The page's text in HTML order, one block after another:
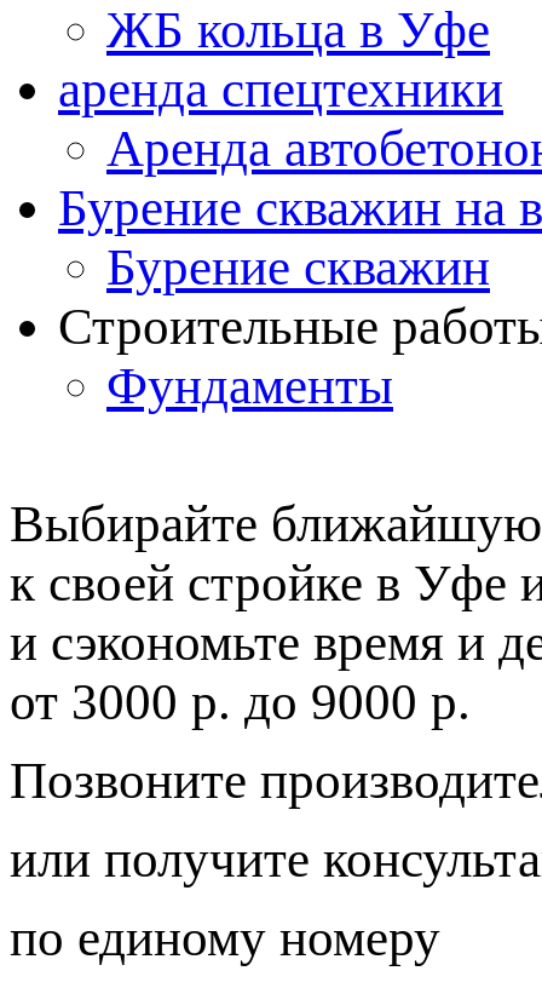
ЖБ кольца в Уфе
аренда спецтехники
Аренда
Бурение скважин на
Бурение скважин
Строительные
Фундаменты
Выбирайте
к своей стройке в Уфе
и сэкономьте время и
от 3000 р. до 9000 р.
Позвоните
или получите
по единому номеру